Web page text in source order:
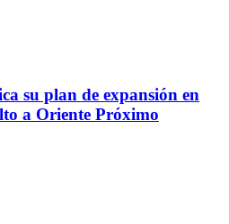
su plan de expansión en
a Oriente Próximo